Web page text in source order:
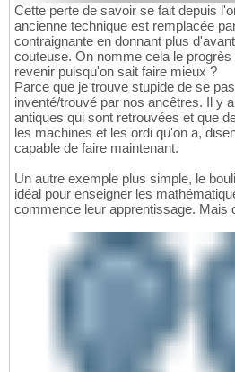
Cette perte de savoir se fait depuis
ancienne technique est remplacée
contraignante en donnant plus
couteuse. On nomme cela le
revenir puisqu'on sait faire mieux ?
Parce que je trouve stupide de se
inventé/trouvé par nos ancêtres. Il y
antiques qui sont retrouvées et que
les machines et les ordi qu'on a,
capable de faire maintenant.
Un autre exemple plus simple, le
idéal pour enseigner les
commence leur apprentissage. Mais